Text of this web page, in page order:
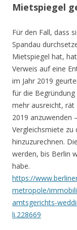
Mietspiegel
Für den Fall, dass
Spandau
Mietspiegel hat,
Verweis auf eine
im Jahr 2019
für die
mehr ausreicht, rät
2019 anzuwenden
Vergleichsmiete zu
hinzuzurechnen.
werden, bis Berlin
habe.
https://
metropole/
amtsgerichts-
li.228669